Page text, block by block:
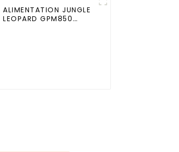
ALIMENTATION JUNGLE
LEOPARD GPM850